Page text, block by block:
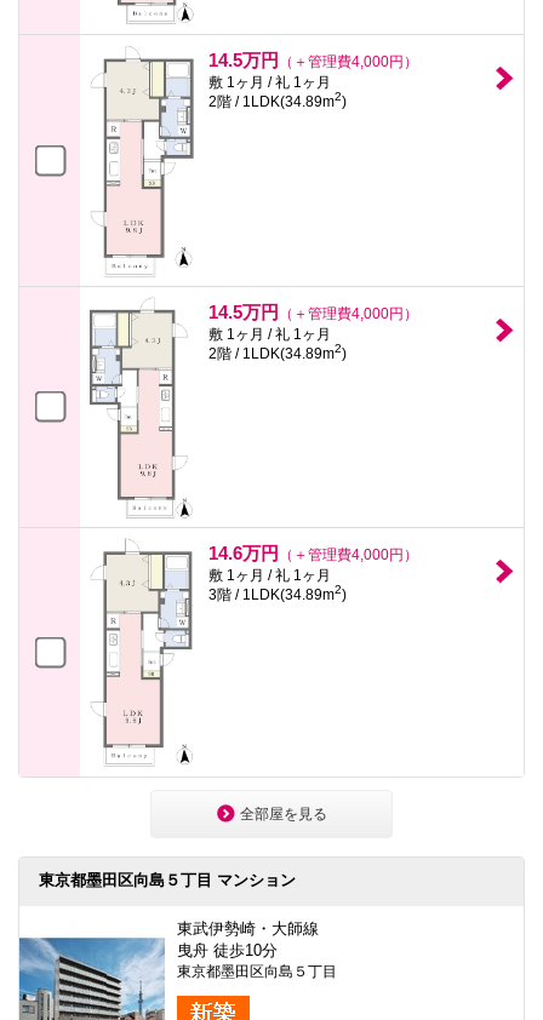
14.5万円
（＋管理費4,000円）
敷 1ヶ月 / 礼 1ヶ月
2階 / 1LDK(34.89m2)
14.5万円
（＋管理費4,000円）
敷 1ヶ月 / 礼 1ヶ月
2階 / 1LDK(34.89m2)
14.6万円
（＋管理費4,000円）
敷 1ヶ月 / 礼 1ヶ月
3階 / 1LDK(34.89m2)
全部屋を見る
東京都墨田区向島５丁目 マンション
東武伊勢崎・大師線
曳舟 徒歩10分
東京都墨田区向島５丁目